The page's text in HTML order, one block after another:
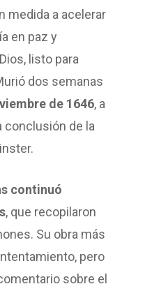
medida a acelerar
en paz y
listo para
dos semanas
de 1646, a
conclusión de la
continuó
, que recopilaron
Su obra más
pero
sobre el